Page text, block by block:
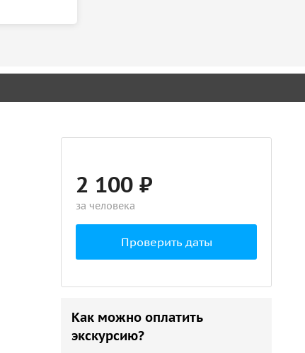
2 100 ₽
за человека
Проверить даты
Как можно оплатить
экскурсию?